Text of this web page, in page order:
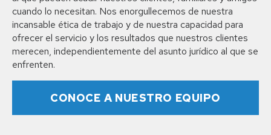
cuando lo necesitan. Nos enorgullecemos de nuestra
incansable ética de trabajo y de nuestra capacidad para
ofrecer el servicio y los resultados que nuestros clientes
merecen, independientemente del asunto jurídico al que se
enfrenten.
CONOCE A NUESTRO EQUIPO